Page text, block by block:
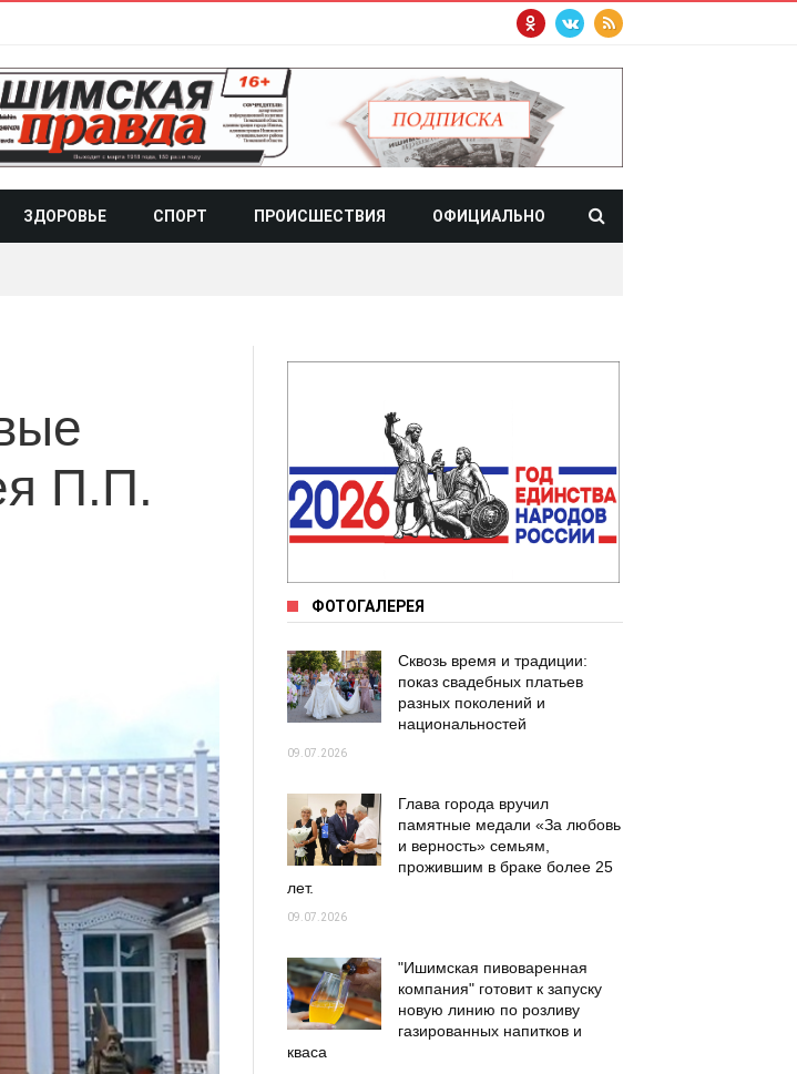
ЗДОРОВЬЕ СПОРТ ПРОИСШЕСТВИЯ ОФИЦИАЛЬНО
П.П.
ФОТОГАЛЕРЕЯ
Сквозь время и традиции:
показ свадебных платьев
разных поколений и
национальностей
09.07.2026
Глава города вручил
памятные медали «За любовь
и верность» семьям,
прожившим в браке более 25
лет.
09.07.2026
"Ишимская пивоваренная
компания" готовит к запуску
новую линию по розливу
газированных напитков и
кваса